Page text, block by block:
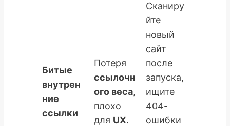
Битые
внутрен
ние
ссылки
Потеря
ссылочн
ого веса,
плохо
для UX.
Сканиру
йте
новый
сайт
после
запуска,
ищите
404-
ошибки